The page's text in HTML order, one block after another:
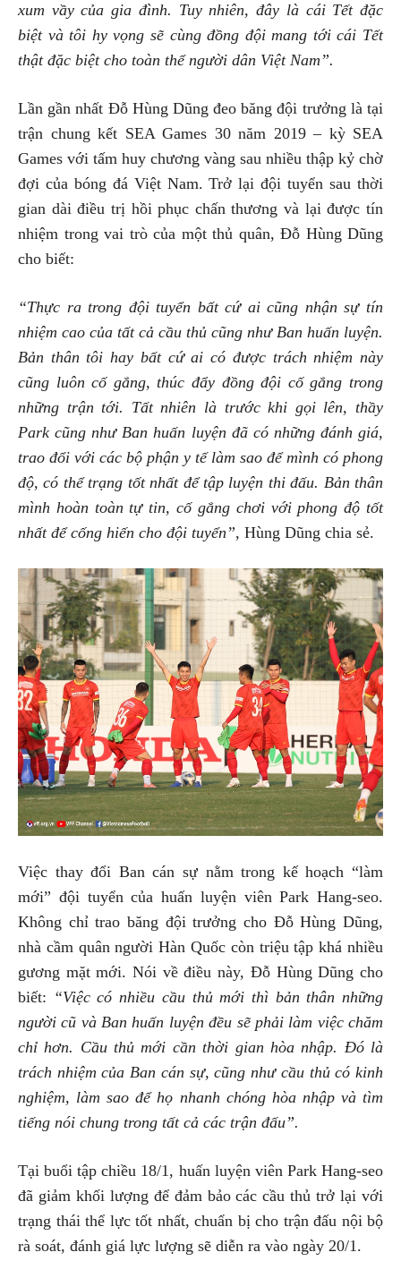
xum vầy của gia đình. Tuy nhiên, đây là cái Tết đặc
biệt và tôi hy vọng sẽ cùng đồng đội mang tới cái Tết
thật đặc biệt cho toàn thể người dân Việt Nam”.
Lần gần nhất Đỗ Hùng Dũng đeo băng đội trưởng là tại
trận chung kết SEA Games 30 năm 2019 – kỳ SEA
Games với tấm huy chương vàng sau nhiều thập kỷ chờ
đợi của bóng đá Việt Nam. Trở lại đội tuyển sau thời
gian dài điều trị hồi phục chấn thương và lại được tín
nhiệm trong vai trò của một thủ quân, Đỗ Hùng Dũng
cho biết:
“Thực ra trong đội tuyển bất cứ ai cũng nhận sự tín
nhiệm cao của tất cả cầu thủ cũng như Ban huấn luyện.
Bản thân tôi hay bất cứ ai có được trách nhiệm này
cũng luôn cố gắng, thúc đẩy đồng đội cố gắng trong
những trận tới. Tất nhiên là trước khi gọi lên, thầy
Park cũng như Ban huấn luyện đã có những đánh giá,
trao đổi với các bộ phận y tế làm sao để mình có phong
độ, có thể trạng tốt nhất để tập luyện thi đấu. Bản thân
mình hoàn toàn tự tin, cố gắng chơi với phong độ tốt
nhất để cống hiến cho đội tuyển”, Hùng Dũng chia sẻ.
Việc thay đổi Ban cán sự nằm trong kế hoạch “làm
mới” đội tuyển của huấn luyện viên Park Hang-seo.
Không chỉ trao băng đội trưởng cho Đỗ Hùng Dũng,
nhà cầm quân người Hàn Quốc còn triệu tập khá nhiều
gương mặt mới. Nói về điều này, Đỗ Hùng Dũng cho
biết: “Việc có nhiều cầu thủ mới thì bản thân những
người cũ và Ban huấn luyện đều sẽ phải làm việc chăm
chỉ hơn. Cầu thủ mới cần thời gian hòa nhập. Đó là
trách nhiệm của Ban cán sự, cũng như cầu thủ có kinh
nghiệm, làm sao để họ nhanh chóng hòa nhập và tìm
tiếng nói chung trong tất cả các trận đấu”.
Tại buổi tập chiều 18/1, huấn luyện viên Park Hang-seo
đã giảm khối lượng để đảm bảo các cầu thủ trở lại với
trạng thái thể lực tốt nhất, chuẩn bị cho trận đấu nội bộ
rà soát, đánh giá lực lượng sẽ diễn ra vào ngày 20/1.